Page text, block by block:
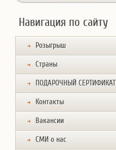
Навигация по сайту
Розыгрыш
Страны
ПОДАРОЧНЫЙ СЕРТИФИКАТ
Контакты
Вакансии
СМИ о нас